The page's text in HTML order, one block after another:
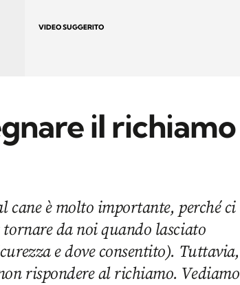
VIDEO SUGGERITO
il richiamo
cane è molto importante, perché ci
da noi quando lasciato
e dove consentito). Tuttavia,
rispondere al richiamo. Vediamo